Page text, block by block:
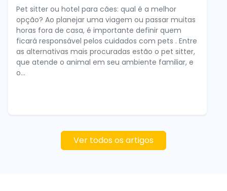
Pet sitter ou hotel para cães: qual é a melhor
opção? Ao planejar uma viagem ou passar muitas
horas fora de casa, é importante definir quem
ficará responsável pelos cuidados com pets . Entre
as alternativas mais procuradas estão o pet sitter,
que atende o animal em seu ambiente familiar, e
o...
Ver todos os artigos